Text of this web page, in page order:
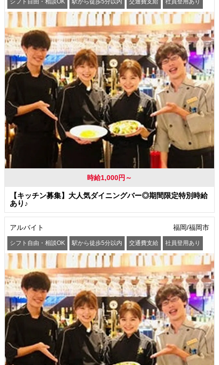
シフト自由・相談OK 駅から徒歩5分以内 交通費支給 社員登用あり
時給1,000円～
【キッチン募集】大人気ダイニングバー◎期間限定特別時給
あり♪
アルバイト 福岡/福岡市
シフト自由・相談OK 駅から徒歩5分以内 交通費支給 社員登用あり